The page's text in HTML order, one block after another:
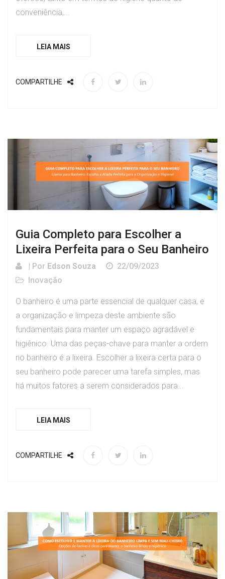
conveniência,...
LEIA MAIS
COMPARTILHE
Guia Completo para Escolher a
Lixeira Perfeita para o Seu Banheiro
| Por Edson Souza
22/09/2023
Inovação
O banheiro é uma parte essencial de qualquer casa, e
a organização e limpeza deste ambiente são
fundamentais para manter um espaço agradável e
higiênico. Uma das peças-chave para manter a ordem
no banheiro é a lixeira. Escolher a lixeira certa para o
seu banheiro pode parecer uma tarefa simples, mas
há muitos fatores a serem considerados para...
LEIA MAIS
COMPARTILHE